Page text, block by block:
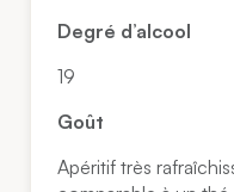
Degré d’alcool
19
Goût
Apéritif très